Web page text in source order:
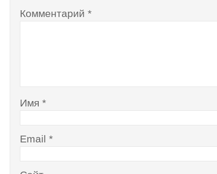
Комментарий *
Имя *
Email *